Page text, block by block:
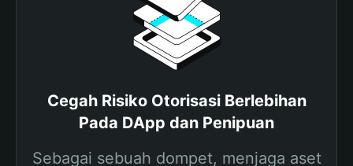
Cegah Risiko Otorisasi Berlebihan
Pada DApp dan Penipuan
Sebagai sebuah dompet, menjaga aset